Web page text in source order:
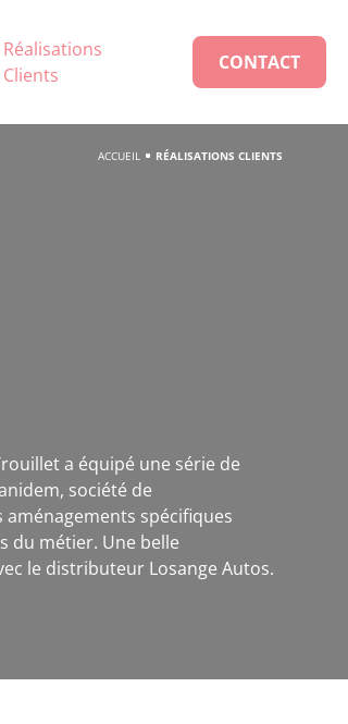
Réalisations
Clients
CONTACT
ACCUEIL RÉALISATIONS CLIENTS
a équipé une série de
société de
aménagements spécifiques
du métier. Une belle
le distributeur Losange Autos.